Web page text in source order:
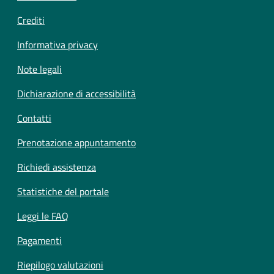
Crediti
Informativa privacy
Note legali
Dichiarazione di accessibilità
Contatti
Prenotazione appuntamento
Richiedi assistenza
Statistiche del portale
Leggi le FAQ
Pagamenti
Riepilogo valutazioni